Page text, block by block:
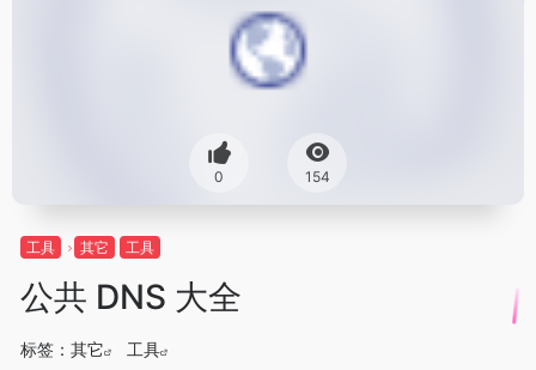
0 154
工具 其它 工具
公共 DNS 大全
标签： 其它
工具